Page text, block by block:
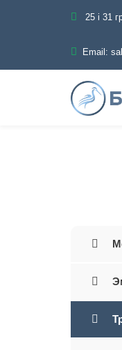
25 і 31
Email: